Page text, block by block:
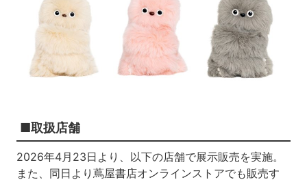
■取扱店舗
2026年4月23日より、以下の店舗で展示販売を実施。
また、同日より蔦屋書店オンラインストアでも販売す